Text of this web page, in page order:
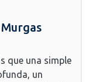
que una simple
un